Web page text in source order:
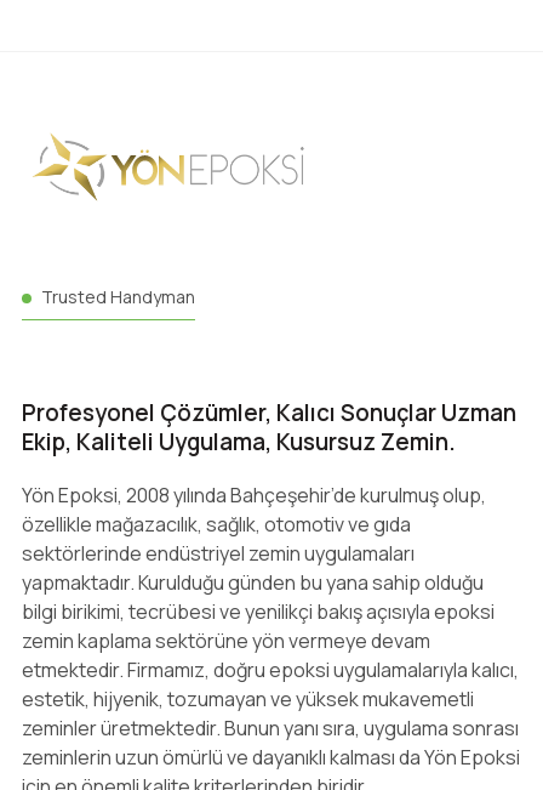
Trusted Handyman
Profesyonel Çözümler, Kalıcı Sonuçlar Uzman
Ekip, Kaliteli Uygulama, Kusursuz Zemin.
Yön Epoksi, 2008 yılında Bahçeşehir’de kurulmuş olup,
özellikle mağazacılık, sağlık, otomotiv ve gıda
sektörlerinde endüstriyel zemin uygulamaları
yapmaktadır. Kurulduğu günden bu yana sahip olduğu
bilgi birikimi, tecrübesi ve yenilikçi bakış açısıyla epoksi
zemin kaplama sektörüne yön vermeye devam
etmektedir. Firmamız, doğru epoksi uygulamalarıyla kalıcı,
estetik, hijyenik, tozumayan ve yüksek mukavemetli
zeminler üretmektedir. Bunun yanı sıra, uygulama sonrası
zeminlerin uzun ömürlü ve dayanıklı kalması da Yön Epoksi